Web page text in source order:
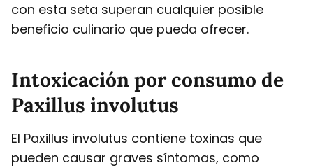
con esta seta superan cualquier posible
beneficio culinario que pueda ofrecer.
Intoxicación por consumo de
Paxillus involutus
El Paxillus involutus contiene toxinas que
pueden causar graves síntomas, como